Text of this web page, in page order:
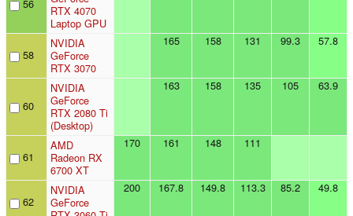
56
RTX 4070
Laptop GPU
58
NVIDIA
GeForce
RTX 3070
165 158 131 99.3 57.8
60
NVIDIA
GeForce
RTX 2080 Ti
(Desktop)
163 158 135 105 63.9
61
AMD
Radeon RX
6700 XT
170 161 148 111
62
NVIDIA
GeForce
200 167.8 149.8 113.3 85.2 49.8